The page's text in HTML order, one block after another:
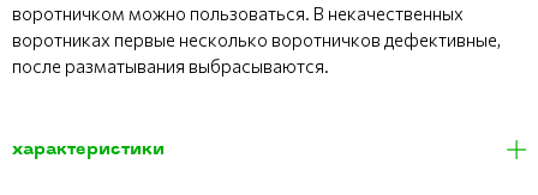
воротничком можно пользоваться. В некачественных
воротниках первые несколько воротничков дефективные,
после разматывания выбрасываются.
характеристики